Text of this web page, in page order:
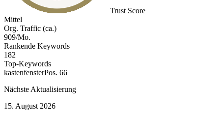
Trust Score
Mittel
Org. Traffic (ca.)
909/Mo.
Rankende Keywords
182
Top-Keywords
kastenfensterPos. 66
Nächste Aktualisierung
15. August 2026